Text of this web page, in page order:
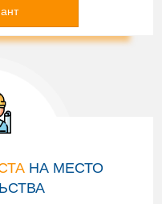
НА МЕСТО